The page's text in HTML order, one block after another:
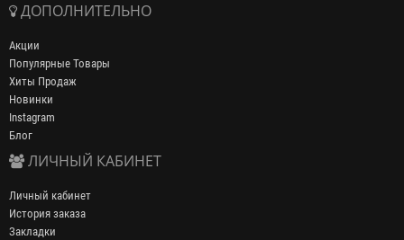
ДОПОЛНИТЕЛЬНО
Акции
Популярные Товары
Хиты Продаж
Новинки
Instagram
Блог
ЛИЧНЫЙ КАБИНЕТ
Личный кабинет
История заказа
Закладки